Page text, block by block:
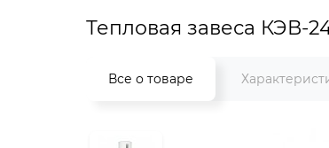
Тепловая завеса КЭВ-
Все о товаре